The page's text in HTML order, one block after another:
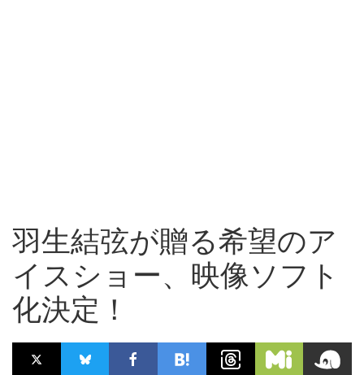
羽生結弦が贈る希望のア
イスショー、映像ソフト
化決定！